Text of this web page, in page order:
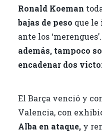
Ronald Koeman
bajas de peso que le
ante los ‘merengues’.
además, tampoco
encadenar dos
El Barça venció y
Valencia, con
Alba en ataque,y